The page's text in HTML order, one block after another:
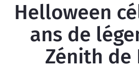
Helloween
ans de
Zénith de